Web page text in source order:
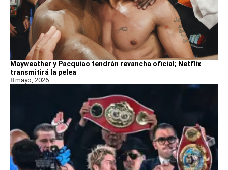
Mayweather y Pacquiao tendrán revancha oficial; Netflix
transmitirá la pelea
8 mayo, 2026